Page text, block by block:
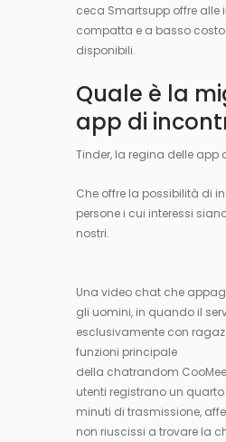
ceca Smartsupp offre alle
compatta e a basso
disponibili.
Quale è la
app di
Tinder, la regina delle app
Che offre la possibilità di
persone i cui interessi
nostri.
Una video chat che
gli uomini, in quando il
esclusivamente con
funzioni principale
della chatrandom
utenti registrano un
minuti di trasmissione,
non riuscissi a trovare la